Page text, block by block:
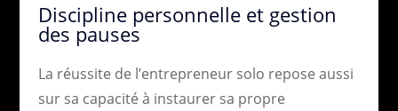
Discipline personnelle et gestion
des pauses
La réussite de l’entrepreneur solo repose aussi
sur sa capacité à instaurer sa propre